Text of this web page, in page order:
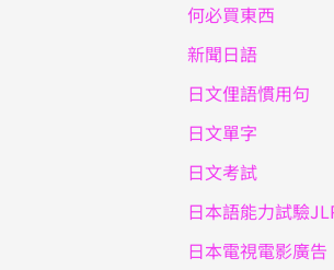
何必買東西
新聞日語
日文俚語慣用句
日文單字
日文考試
日本語能力試驗
日本電視電影廣告